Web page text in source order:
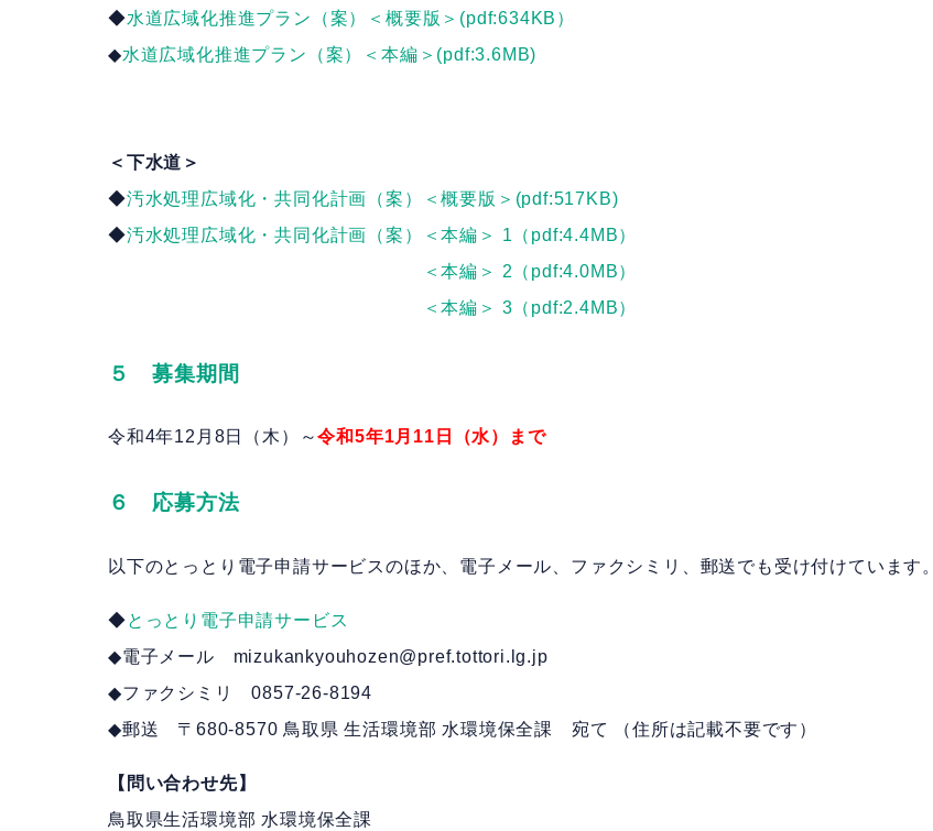
◆水道広域化推進プラン（案）＜概要版＞(pdf:634KB）
◆水道広域化推進プラン（案）＜本編＞(pdf:3.6MB)
＜下水道＞
◆汚水処理広域化・共同化計画（案）＜概要版＞(pdf:517KB)
◆汚水処理広域化・共同化計画（案）＜本編＞ 1（pdf:4.4MB）
＜本編＞ 2（pdf:4.0MB）
＜本編＞ 3（pdf:2.4MB）
５ 募集期間
令和4年12月8日（木）～令和5年1月11日（水）まで
６ 応募方法
以下のとっとり電子申請サービスのほか、電子メール、ファクシミリ、郵送でも受け付けています。
◆とっとり電子申請サービス
◆電子メール mizukankyouhozen@pref.tottori.lg.jp
◆ファクシミリ 0857-26-8194
◆郵送 〒680-8570 鳥取県 生活環境部 水環境保全課 宛て （住所は記載不要です）
【問い合わせ先】
鳥取県生活環境部 水環境保全課